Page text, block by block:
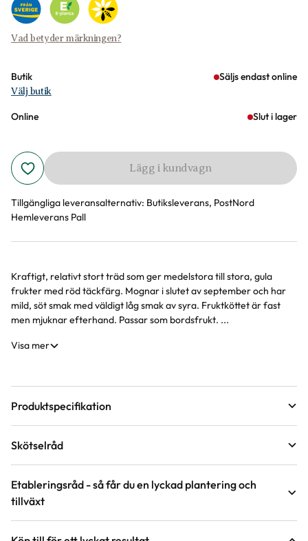
Vad betyder märkningen?
Butik Säljs endast online
Välj butik
Online Slut i lager
Lägg i kundvagn
Tillgängliga leveransalternativ: Butiksleverans, PostNord
Hemleverans Pall
Produktinformation
Kraftigt, relativt stort träd som ger medelstora till stora, gula
frukter med röd täckfärg. Mognar i slutet av september och har
mild, söt smak med väldigt låg smak av syra. Fruktköttet är fast
men mjuknar efterhand. Passar som bordsfrukt. ...
Visa mer
Produktspecifikation
Leveranshöjd Hur vi mäter leveranshöjd på växter
Vad menas med olika grundstammar?
Ålder på trädet
Skötselråd
Läge Sol
Vad är odlingszon?
Etableringsråd - så får du en lyckad plantering och
tillväxt